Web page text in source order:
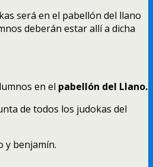
será en el pabellón del llano
deberán estar allí a dicha
en el pabellón del Llano.
de todos los judokas del
y benjamín.